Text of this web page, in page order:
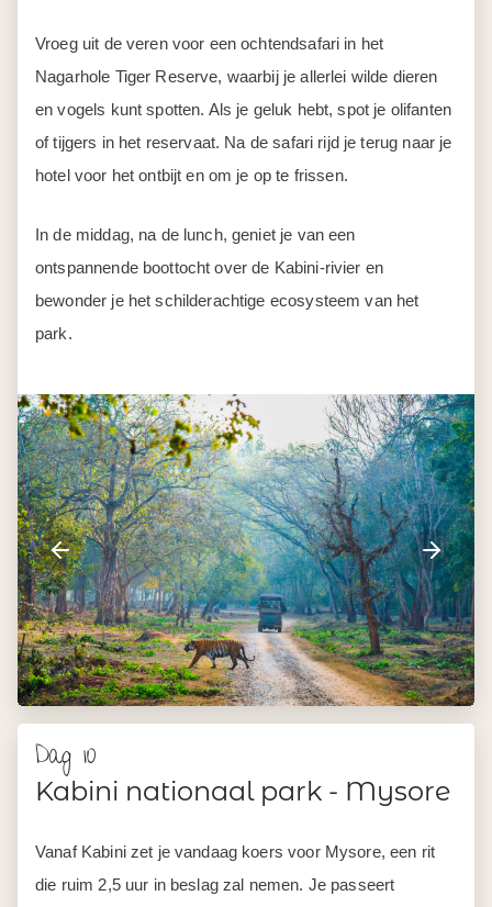
Vroeg uit de veren voor een ochtendsafari in het
Nagarhole Tiger Reserve, waarbij je allerlei wilde dieren
en vogels kunt spotten. Als je geluk hebt, spot je olifanten
of tijgers in het reservaat. Na de safari rijd je terug naar je
hotel voor het ontbijt en om je op te frissen.
In de middag, na de lunch, geniet je van een
ontspannende boottocht over de Kabini-rivier en
bewonder je het schilderachtige ecosysteem van het
park.
Dag 10
Kabini nationaal park - Mysore
Vanaf Kabini zet je vandaag koers voor Mysore, een rit
die ruim 2,5 uur in beslag zal nemen. Je passeert